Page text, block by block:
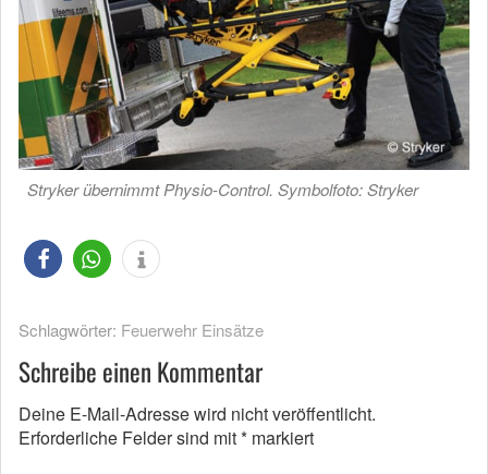
Stryker übernimmt Physio-Control. Symbolfoto: Stryker
Schlagwörter: Feuerwehr Einsätze
Schreibe einen Kommentar
Deine E-Mail-Adresse wird nicht veröffentlicht.
Erforderliche Felder sind mit* markiert